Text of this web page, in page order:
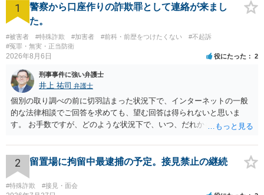
1
警察から口座作りの詐欺罪として連絡が来まし
た。
#被害者 #特殊詐欺 #加害者 #前科・前歴をつけたくない
#不起訴
#冤罪・無実・正当防衛
2026年8月6日 役にたった 2
刑事事件に強い弁護士
井上 祐司 弁護士
個別の取り調べの前に切羽詰まった状況下で、インターネットの一般
的な法律相談でご回答を求めても、望む回答は得られないと思いま
す。 お手数ですが、どのような状況下で、いつ、だれからどのような
の程度だと聞いているのかということについて、お近くで詳細な法律
相談を受けられたうえで対処方法を探された方がよいと思われます。
一般論でいえば、任意取り調べの場合、ＩＣレコーダーを持参して取
り調べ内容を録音することは必須だと考えます。
2 留置場に拘留中最逮捕の予定。接見禁止の継続
#特殊詐欺 #接見・面会